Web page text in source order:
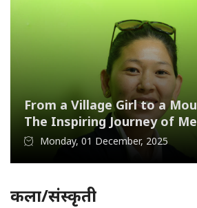
From a Village Girl to a
The Inspiring Journey of
Monday, 01 December, 2025
कला/संस्कृती